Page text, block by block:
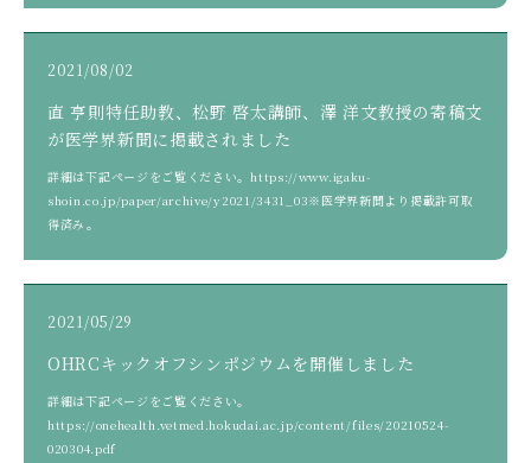
2021/08/02
直 亨則特任助教、松野 啓太講師、澤 洋文教授の寄稿文
が医学界新聞に掲載されました
詳細は下記ページをご覧ください。https://www.igaku-
shoin.co.jp/paper/archive/y2021/3431_03※医学界新聞より掲載許可取
得済み。
2021/05/29
OHRCキックオフシンポジウムを開催しました
詳細は下記ページをご覧ください。
https://onehealth.vetmed.hokudai.ac.jp/content/files/20210524-
020304.pdf